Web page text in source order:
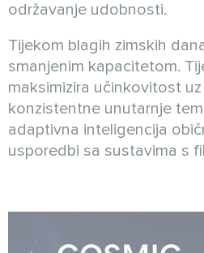
održavanje udobnosti.
Tijekom blagih zimskih
smanjenim kapacitetom.
maksimizira učinkovitost
konzistentne unutarnje
adaptivna inteligencija
usporedbi sa sustavima s